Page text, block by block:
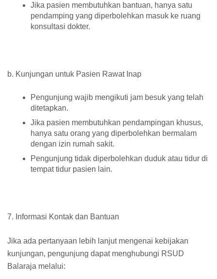
Jika pasien membutuhkan bantuan, hanya satu
pendamping yang diperbolehkan masuk ke ruang
konsultasi dokter.
b. Kunjungan untuk Pasien Rawat Inap
Pengunjung wajib mengikuti jam besuk yang telah
ditetapkan.
Jika pasien membutuhkan pendampingan khusus,
hanya satu orang yang diperbolehkan bermalam
dengan izin rumah sakit.
Pengunjung tidak diperbolehkan duduk atau tidur di
tempat tidur pasien lain.
7. Informasi Kontak dan Bantuan
Jika ada pertanyaan lebih lanjut mengenai kebijakan
kunjungan, pengunjung dapat menghubungi RSUD
Balaraja melalui: